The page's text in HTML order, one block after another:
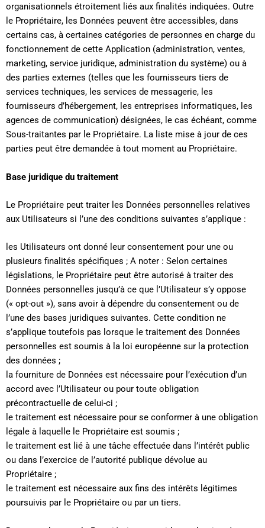
organisationnels étroitement liés aux finalités indiquées. Outre
le Propriétaire, les Données peuvent être accessibles, dans
certains cas, à certaines catégories de personnes en charge du
fonctionnement de cette Application (administration, ventes,
marketing, service juridique, administration du système) ou à
des parties externes (telles que les fournisseurs tiers de
services techniques, les services de messagerie, les
fournisseurs d’hébergement, les entreprises informatiques, les
agences de communication) désignées, le cas échéant, comme
Sous-traitantes par le Propriétaire. La liste mise à jour de ces
parties peut être demandée à tout moment au Propriétaire.
Base juridique du traitement
Le Propriétaire peut traiter les Données personnelles relatives
aux Utilisateurs si l’une des conditions suivantes s’applique :
les Utilisateurs ont donné leur consentement pour une ou
plusieurs finalités spécifiques ; A noter : Selon certaines
législations, le Propriétaire peut être autorisé à traiter des
Données personnelles jusqu’à ce que l’Utilisateur s’y oppose
(« opt-out »), sans avoir à dépendre du consentement ou de
l’une des bases juridiques suivantes. Cette condition ne
s’applique toutefois pas lorsque le traitement des Données
personnelles est soumis à la loi européenne sur la protection
des données ;
la fourniture de Données est nécessaire pour l’exécution d’un
accord avec l’Utilisateur ou pour toute obligation
précontractuelle de celui-ci ;
le traitement est nécessaire pour se conformer à une obligation
légale à laquelle le Propriétaire est soumis ;
le traitement est lié à une tâche effectuée dans l’intérêt public
ou dans l’exercice de l’autorité publique dévolue au
Propriétaire ;
le traitement est nécessaire aux fins des intérêts légitimes
poursuivis par le Propriétaire ou par un tiers.